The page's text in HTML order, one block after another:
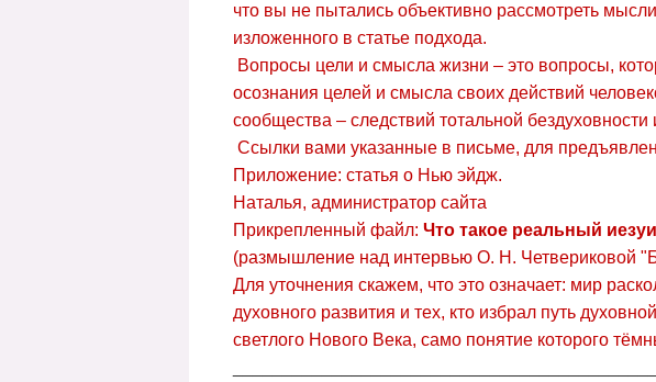
что вы не пытались объективно рассмотреть
изложенного в статье подхода.
Вопросы цели и смысла жизни – это вопросы,
осознания целей и смысла своих действий
сообщества – следствий тотальной
Ссылки вами указанные в письме, для
Приложение: статья о Нью эйдж.
Наталья, администратор сайта
Прикрепленный файл: Что такое реальный
(размышление над интервью О. Н. Четвериковой
Для уточнения скажем, что это означает: мир
духовного развития и тех, кто избрал путь
светлого Нового Века, само понятие которого